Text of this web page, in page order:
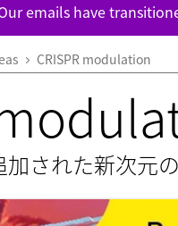
emails have
CRISPR modulation
加された新次元